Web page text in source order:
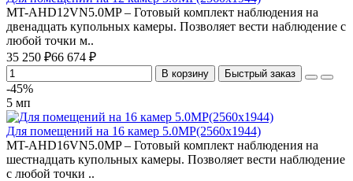
MT-AHD12VN5.0MP – Готовый комплект наблюдения на
двенадцать купольных камеры. Позволяет вести наблюдение с
любой точки м..
35 250 ₽66 674 ₽
В корзину Быстрый заказ
-45%
5 мп
Для помещений на 16 камер 5.0MP(2560x1944)
MT-AHD16VN5.0MP – Готовый комплект наблюдения на
шестнадцать купольных камеры. Позволяет вести наблюдение
с любой точки ..